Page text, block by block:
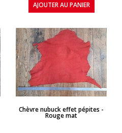
AJOUTER AU PANIER
APERÇU RAPIDE
Chèvre nubuck effet pépites -
Rouge mat